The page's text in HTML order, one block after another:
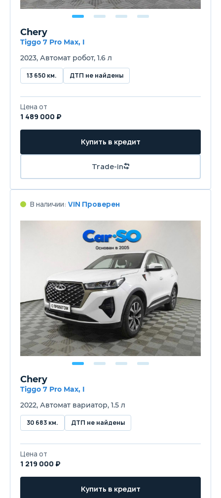
Chery
Tiggo 7 Pro Max, I
2023, Автомат робот, 1.6 л
13 650 км. ДТП не найдены
Цена от
1 489 000 ₽
Купить в кредит
Trade-in
В наличии: VIN Проверен
Chery
Tiggo 7 Pro Max, I
2022, Автомат вариатор, 1.5 л
30 683 км. ДТП не найдены
Цена от
1 219 000 ₽
Купить в кредит